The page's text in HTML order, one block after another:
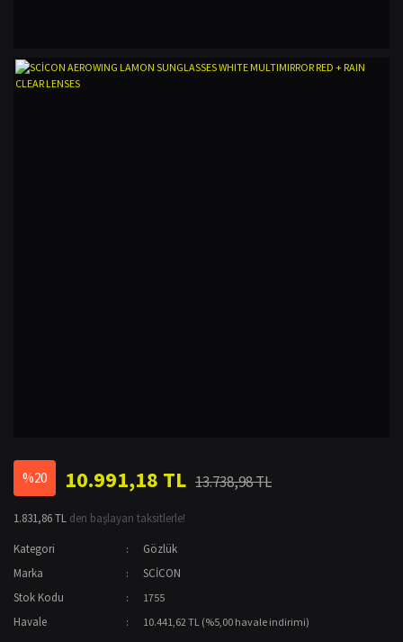
%20 10.991,18 TL 13.738,98 TL
1.831,86 TL den başlayan taksitlerle!
Kategori
Gözlük
Marka
SCİCON
Stok Kodu
1755
Havale 10.441,62 TL (%5,00 havale indirimi)